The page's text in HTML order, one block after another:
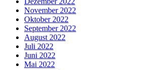
November 2022
Oktober 2022
September 2022
August 2022
Juli 2022
Juni 2022
Mai 2022